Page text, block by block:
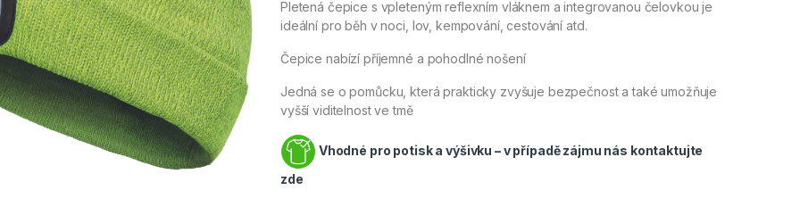
Pletená čepice s vpleteným reflexním vláknem a integrovanou čelovkou je
ideální pro běh v noci, lov, kempování, cestování atd.
Čepice nabízí příjemné a pohodlné nošení
Jedná se o pomůcku, která prakticky zvyšuje bezpečnost a také umožňuje
vyšší viditelnost ve tmě
Vhodné pro potisk a výšivku – v případě zájmu nás kontaktujte
zde